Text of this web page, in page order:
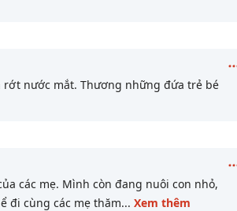
rớt nước mắt. Thương những đứa trẻ bé
các mẹ. Mình còn đang nuôi con nhỏ,
đi cùng các mẹ thăm... Xem thêm